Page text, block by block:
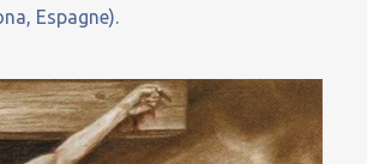
Espagne).